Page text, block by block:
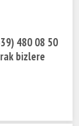
480 08 50
bizlere